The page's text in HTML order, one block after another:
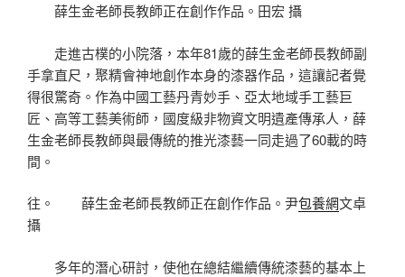
薛生金老師長教師正在創作作品。田宏 攝
走進古樸的小院落，本年81歲的薛生金老師長教師副
手拿直尺，聚精會神地創作本身的漆器作品，這讓記者覺
得很驚奇。作為中國工藝丹青妙手、亞太地域手工藝巨
匠、高等工藝美術師，國度級非物資文明遺產傳承人，薛
生金老師長教師與最傳統的推光漆藝一同走過了60載的時
間。
往。 薛生金老師長教師正在創作作品。尹包養網文卓
攝
多年的潛心研討，使他在總結繼續傳統漆藝的基本上